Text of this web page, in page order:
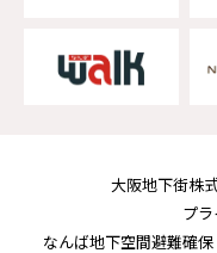
大阪地下街株
プ
なんば地下空間避難確